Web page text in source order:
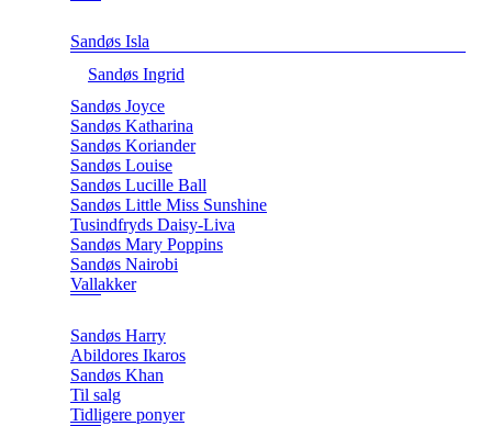
Sandøs Isla
Sandøs Ingrid
Sandøs Joyce
Sandøs Katharina
Sandøs Koriander
Sandøs Louise
Sandøs Lucille Ball
Sandøs Little Miss Sunshine
Tusindfryds Daisy-Liva
Sandøs Mary Poppins
Sandøs Nairobi
Vallakker
Sandøs Harry
Abildores Ikaros
Sandøs Khan
Til salg
Tidligere ponyer